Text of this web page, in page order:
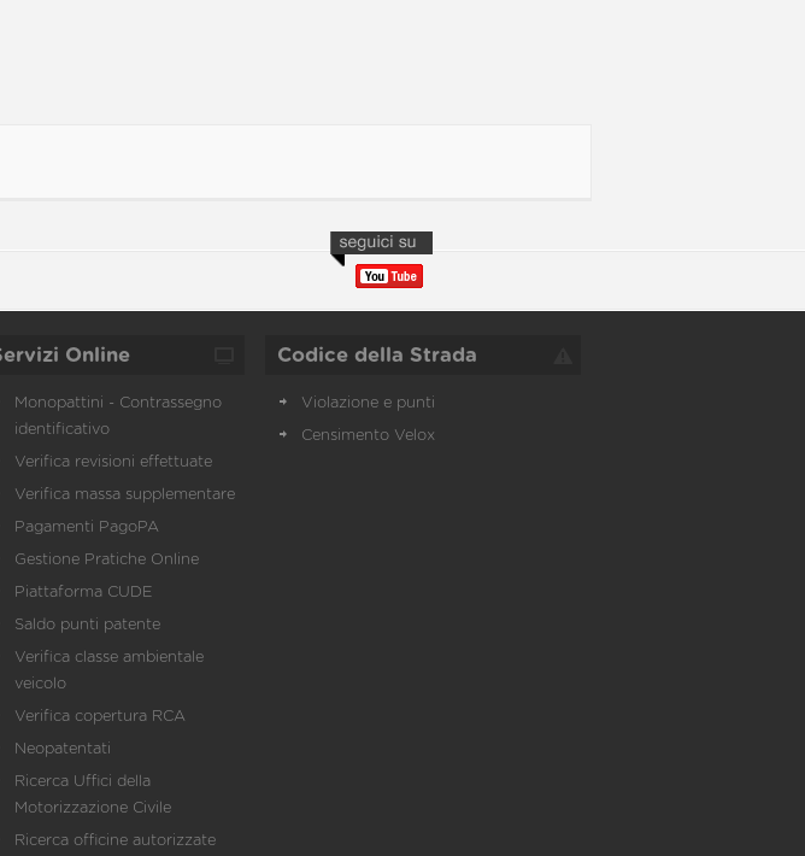
Online
Monopattini - Contrassegno
identificativo
Verifica revisioni effettuate
Verifica massa supplementare
Pagamenti PagoPA
Gestione Pratiche Online
Piattaforma CUDE
Saldo punti patente
Verifica classe ambientale
veicolo
Verifica copertura RCA
Neopatentati
Ricerca Uffici della
Motorizzazione Civile
Ricerca officine autorizzate
Codice della Strada
Violazione e punti
Censimento Velox